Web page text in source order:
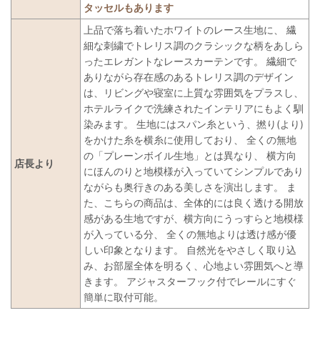
タッセルもあります
店長より
上品で落ち着いたホワイトのレース生地に、 繊
細な刺繍でトレリス調のクラシックな柄をあしら
ったエレガントなレースカーテンです。 繊細で
ありながら存在感のあるトレリス調のデザイン
は、リビングや寝室に上質な雰囲気をプラスし、
ホテルライクで洗練されたインテリアにもよく馴
染みます。 生地にはスパン糸という、撚り(より)
をかけた糸を横糸に使用しており、 全くの無地
の「プレーンボイル生地」とは異なり、 横方向
にほんのりと地模様が入っていてシンプルであり
ながらも奥行きのある美しさを演出します。 ま
た、こちらの商品は、全体的には良く透ける開放
感がある生地ですが、横方向にうっすらと地模様
が入っている分、 全くの無地よりは透け感が優
しい印象となります。 自然光をやさしく取り込
み、お部屋全体を明るく、心地よい雰囲気へと導
きます。 アジャスターフック付でレールにすぐ
簡単に取付可能。